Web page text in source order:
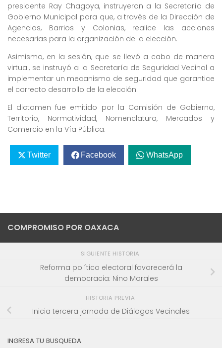
presidente Ray Chagoya, instruyeron a la Secretaría de
Gobierno Municipal para que, a través de la Dirección de
Agencias, Barrios y Colonias, realice las acciones
necesarias para la organización de la elección.
Asimismo, en la sesión, que se llevó a cabo de manera
virtual, se instruyó a la Secretaría de Seguridad Vecinal a
implementar un mecanismo de seguridad que garantice
el correcto desarrollo de la elección.
El dictamen fue emitido por la Comisión de Gobierno,
Territorio, Normatividad, Nomenclatura, Mercados y
Comercio en la Vía Pública.
Twitter Facebook WhatsApp
COMPROMISO POR OAXACA
SIGUIENTE HISTORIA
Reforma político electoral favorecerá la
democracia: Nino Morales
HISTORIA PREVIA
Inicia tercera jornada de Diálogos Vecinales
INGRESA TU BUSQUEDA